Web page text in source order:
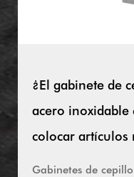
¿El gabinete de
acero inoxidable
colocar artículos
Gabinetes de